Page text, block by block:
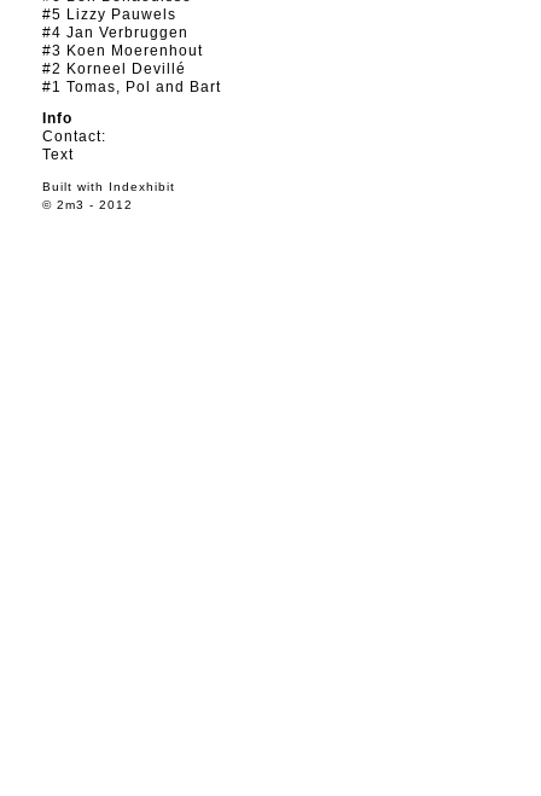
#5 Lizzy Pauwels
#4 Jan Verbruggen
#3 Koen Moerenhout
#2 Korneel Devillé
#1 Tomas, Pol and Bart
Info
Contact:
Text
Built with Indexhibit
© 2m3 - 2012